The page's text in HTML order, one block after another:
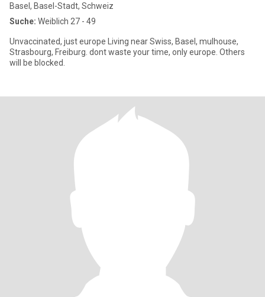
Basel, Basel-Stadt, Schweiz
Suche: Weiblich 27 - 49
Unvaccinated, just europe Living near Swiss, Basel, mulhouse,
Strasbourg, Freiburg. dont waste your time, only europe. Others
will be blocked.